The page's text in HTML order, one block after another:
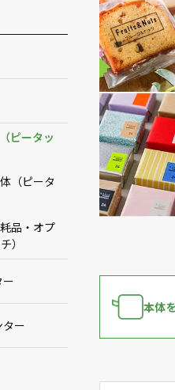
ピータッ
（ピータ
品・オプ
）
ー
本体